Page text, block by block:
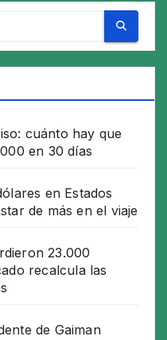
cuánto hay que
en 30 días
en Estados
de más en el viaje
23.000
recalcula las
de Gaiman